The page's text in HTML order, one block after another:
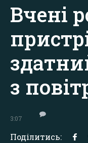
Вчені
з
3:07
Поділитись: